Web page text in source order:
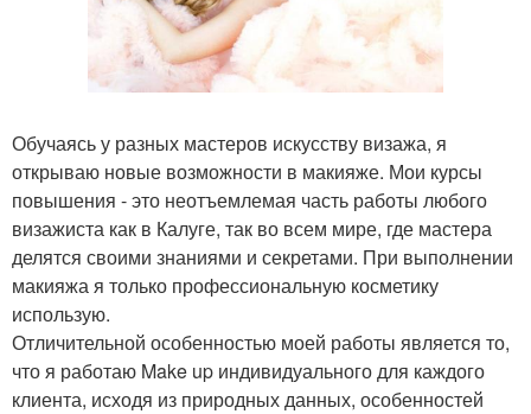
Обучаясь у разных мастеров искусству визажа, я
открываю новые возможности в макияже. Мои курсы
повышения - это неотъемлемая часть работы любого
визажиста как в Калуге, так во всем мире, где мастера
делятся своими знаниями и секретами. При выполнении
макияжа я только профессиональную косметику
использую.
Отличительной особенностью моей работы является то,
что я работаю Make up индивидуального для каждого
клиента, исходя из природных данных, особенностей